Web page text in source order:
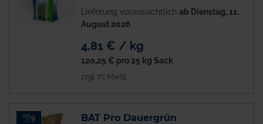
Lieferung voraussichtlich ab Dienstag, 11.
August 2026
4,81 € / kg
120,25 € pro 25 kg Sack
zzgl. 7% MwSt.
9 BAT Pro Dauergrün